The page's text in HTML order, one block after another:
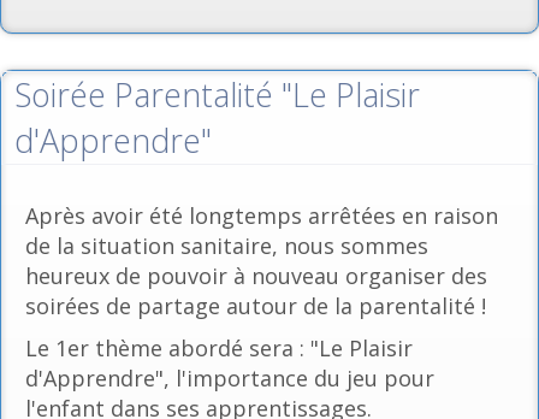
Soirée Parentalité "Le Plaisir
d'Apprendre"
Après avoir été longtemps arrêtées en raison
de la situation sanitaire, nous sommes
heureux de pouvoir à nouveau organiser des
soirées de partage autour de la parentalité !
Le 1er thème abordé sera : "Le Plaisir
d'Apprendre", l'importance du jeu pour
l'enfant dans ses apprentissages.